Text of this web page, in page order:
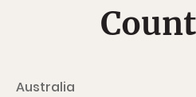
Australia